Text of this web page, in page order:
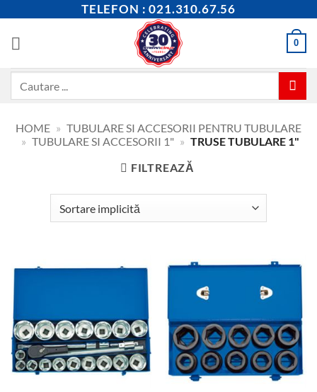
content
TELEFON : 021.310.67.56
0
HOME » TUBULARE SI ACCESORII PENTRU TUBULARE
» TUBULARE SI ACCESORII 1" » TRUSE TUBULARE 1"
FILTREAZĂ